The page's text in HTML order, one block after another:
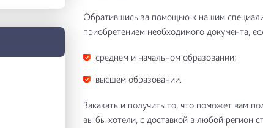
Обратившись за помощью к нашим
приобретением необходимого документа,
среднем и начальном образовании;
высшем образовании.
Заказать и получить то, что поможет вам
вы бы хотели, с доставкой в любой регион